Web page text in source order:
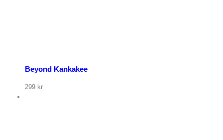
Beyond Kankakee
299 kr